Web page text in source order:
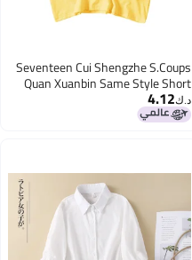
3
Seventeen Cui Shengzhe S.Coups
Quan Xuanbin Same Style Short
Sleeve Loose Men'S And Women'S
T-Shirt Summer Top Half Sleeve
د.ك‏4.12